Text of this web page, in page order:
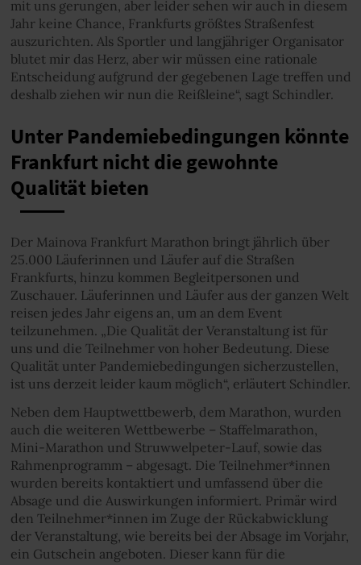
mit uns gerungen, aber leider sehen wir auch in diesem
Jahr keine Chance, Frankfurts größtes Straßenfest
auszurichten. Als Sportler und langjähriger Organisator
blutet mir das Herz, aber wir müssen eine rationale
Entscheidung aufgrund der gegebenen Lage treffen und
deshalb ziehen wir nun die Reißleine“, sagt Schindler.
Unter Pandemiebedingungen könnte
Frankfurt nicht die gewohnte
Qualität bieten
Der Mainova Frankfurt Marathon bringt jährlich über
25.000 Läuferinnen und Läufer auf die Straßen
Frankfurts, hinzu kommen Begleitpersonen und
Zuschauer. Läuferinnen und Läufer aus der ganzen Welt
reisen jedes Jahr eigens an, um an dem Event
teilzunehmen. „Die Qualität der Veranstaltung ist für
uns und die Teilnehmer von hoher Bedeutung. Diese
Qualität unter Pandemiebedingungen sicherzustellen,
ist uns derzeit leider kaum möglich“, erläutert Schindler.
Neben dem Hauptwettbewerb, dem Marathon, wurden
auch die weiteren Wettbewerbe – Staffelmarathon,
Mini-Marathon und Struwwelpeter-Lauf, sowie das
Rahmenprogramm – abgesagt. Die Teilnehmer*innen
wurden bereits kontaktiert und umfassend über die
Absage und die Auswirkungen informiert. Primär wird
den Teilnehmer*innen im Zuge der Rückabwicklung
der Veranstaltung, wie bereits bei der Absage im Vorjahr,
ein Gutschein angeboten. Dieser kann für die